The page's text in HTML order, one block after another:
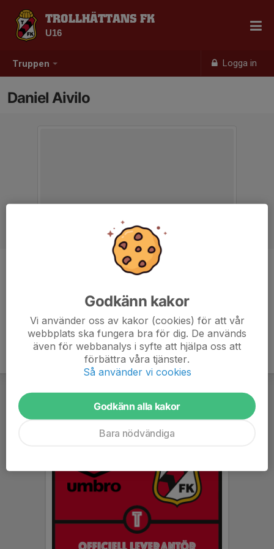
Truppen Logga in
TROLLHÄTTANS FK
U16
Daniel Aivilo
Ass tränare.
Godkänn kakor
Vi använder oss av kakor (cookies) för att vår
webbplats ska fungera bra för dig. De används
även för webbanalys i syfte att hjälpa oss att
förbättra våra tjänster.
Så använder vi cookies
Godkänn alla kakor
Bara nödvändiga